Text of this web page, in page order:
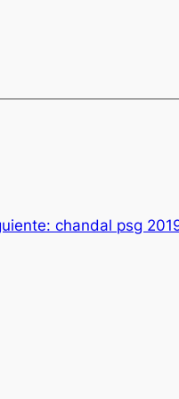
chandal psg